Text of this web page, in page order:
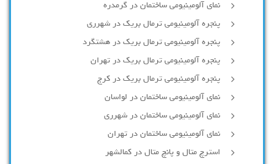
نمای آلومینیومی ساختمان در گرمدره
پنجره آلومینیومی ترمال بریک در شهرری
پنجره آلومینیومی ترمال بریک در هشتگرد
پنجره آلومینیومی ترمال بریک در تهران
پنجره آلومینیومی ترمال بریک در کرج
نمای آلومینیومی ساختمان در لواسان
نمای آلومینیومی ساختمان در شهرری
نمای آلومینیومی ساختمان در تهران
استرچ متال و پانچ متال در کمالشهر